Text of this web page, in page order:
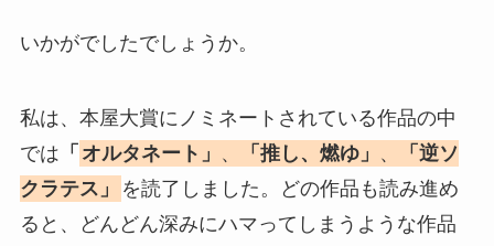
いかがでしたでしょうか。
私は、本屋大賞にノミネートされている作品の中
では 「 オルタネート」 、 「推し、燃ゆ」 、
「逆ソ
クラテス」
を読了しました。どの作品も読み進め
ると、どんどん深みにハマってしまうような作品